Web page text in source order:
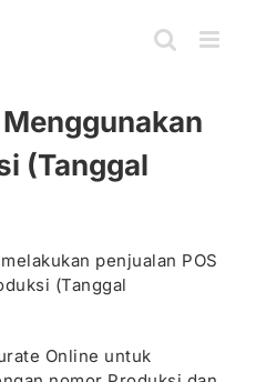
(Tanggal
penjualan POS
(Tanggal
Online untuk